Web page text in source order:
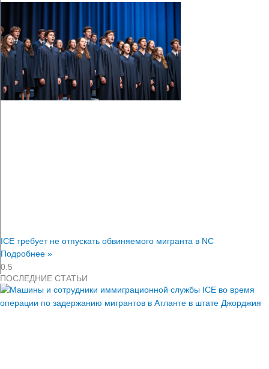
ICE требует не отпускать обвиняемого мигранта в NC
Подробнее »
ПОСЛЕДНИЕ СТАТЬИ